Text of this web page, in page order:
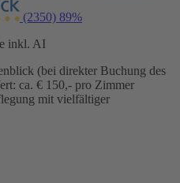
(2350) 89%
inkl. AI
(bei direkter Buchung des
ca. € 150,- pro Zimmer
mit vielfältiger